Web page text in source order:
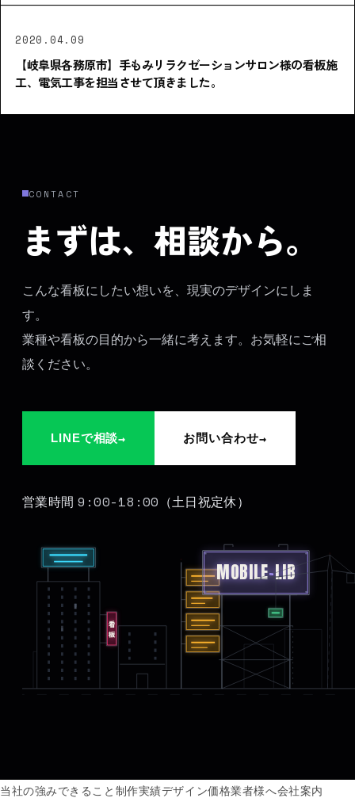
2020.04.09
【岐阜県各務原市】手もみリラクゼーションサロン様の看板施
工、電気工事を担当させて頂きました。
CONTACT
まずは、相談から。
こんな看板にしたい想いを、現実のデザインにしま
す。
業種や看板の目的から一緒に考えます。お気軽にご相
談ください。
LINEで相談→ お問い合わせ→
営業時間 9:00-18:00 （土日祝定休）
看板
MOBILE-LIB
当社の強みできること制作実績デザイン価格業者様へ会社案内